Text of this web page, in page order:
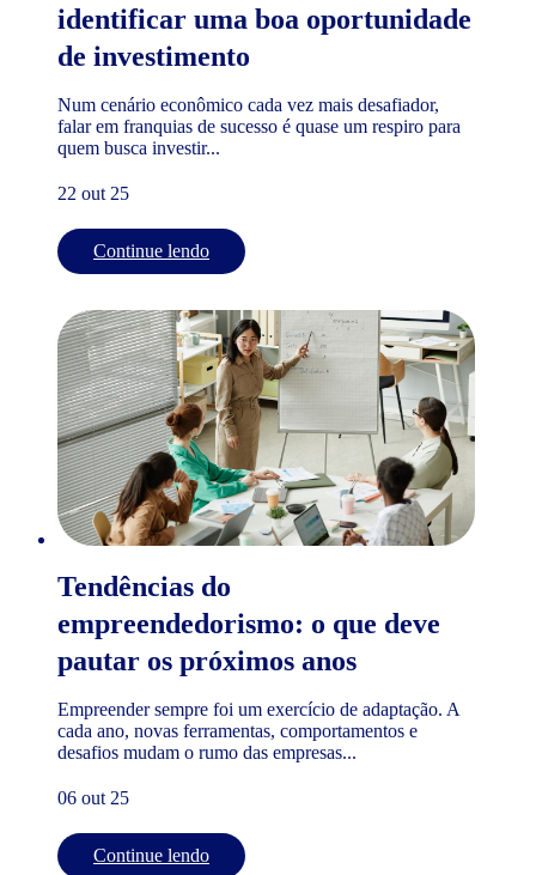
identificar uma boa oportunidade
de investimento
Num cenário econômico cada vez mais desafiador,
falar em franquias de sucesso é quase um respiro para
quem busca investir...
22 out 25
Continue lendo
Tendências do
empreendedorismo: o que deve
pautar os próximos anos
Empreender sempre foi um exercício de adaptação. A
cada ano, novas ferramentas, comportamentos e
desafios mudam o rumo das empresas...
06 out 25
Continue lendo